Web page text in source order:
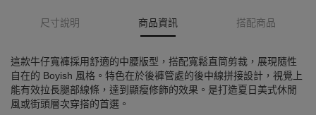
尺寸說明 商品資訊 搭配商品
這款牛仔寬褲採用舒適的中腰版型，搭配寬鬆直筒剪裁，展現隨性
自在的 Boyish 風格。特色在於後褲管處的後中線拼接設計，視覺上
能有效拉長腿部線條，達到顯瘦修飾的效果。是打造夏日美式休閒
風或街頭層次穿搭的首選。